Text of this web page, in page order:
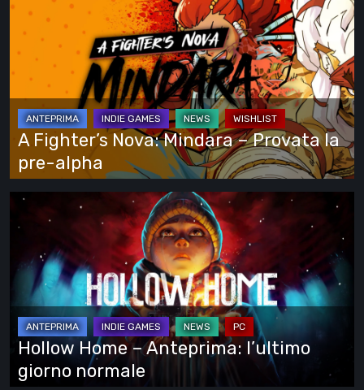
si
vede
tutto
Fighter’s
Nova:
Mindara
Provata
la
alpha
A Fighter’s Nova: Mindara – Provata la
pre-alpha
Hollow
Home
Anteprima:
l’ultimo
giorno
normale
Hollow Home – Anteprima: l’ultimo
giorno normale